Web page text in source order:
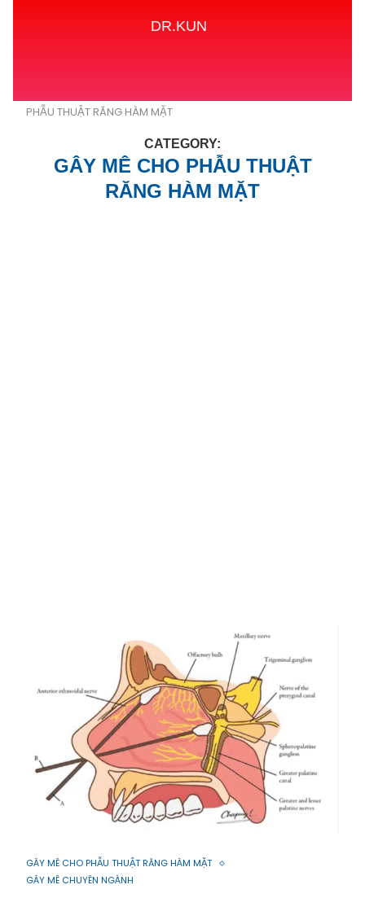
DR.KUN
PHẪU THUẬT RĂNG HÀM MẶT
CATEGORY:
GÂY MÊ CHO PHẪU THUẬT
RĂNG HÀM MẶT
GÂY MÊ CHO PHẪU THUẬT RĂNG HÀM MẶT
GÂY MÊ CHUYÊN NGÀNH